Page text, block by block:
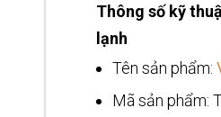
Thông số kỹ
lạnh
Tên sản phẩm:
Mã sản phẩm: